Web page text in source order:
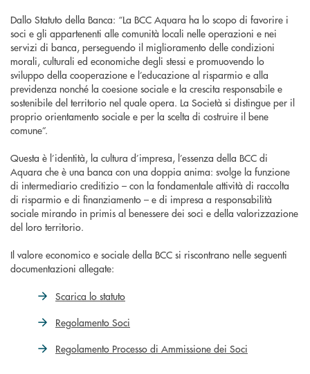
Dallo Statuto della Banca: “La BCC Aquara ha lo scopo di favorire i
soci e gli appartenenti alle comunità locali nelle operazioni e nei
servizi di banca, perseguendo il miglioramento delle condizioni
morali, culturali ed economiche degli stessi e promuovendo lo
sviluppo della cooperazione e l’educazione al risparmio e alla
previdenza nonché la coesione sociale e la crescita responsabile e
sostenibile del territorio nel quale opera. La Società si distingue per il
proprio orientamento sociale e per la scelta di costruire il bene
comune”.
Questa è l’identità, la cultura d’impresa, l’essenza della BCC di
Aquara che è una banca con una doppia anima: svolge la funzione
di intermediario creditizio – con la fondamentale attività di raccolta
di risparmio e di finanziamento – e di impresa a responsabilità
sociale mirando in primis al benessere dei soci e della valorizzazione
del loro territorio.
Il valore economico e sociale della BCC si riscontrano nelle seguenti
documentazioni allegate:
Scarica lo statuto
Regolamento Soci
Regolamento Processo di Ammissione dei Soci